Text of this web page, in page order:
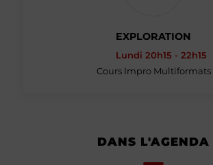
EXPLORATION
Lundi 20h15 - 22h15
Cours Impro Multiformats
DANS L'AGENDA